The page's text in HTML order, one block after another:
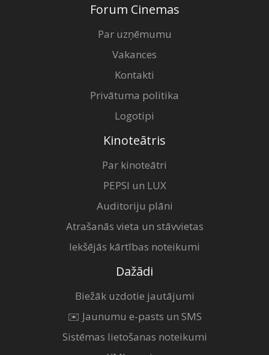
Forum Cinemas
Par uzņēmumu
Vakances
Kontakti
Privātuma politika
Logotipi
Kinoteātris
Par kinoteātri
PEPSI un LUX
Auditoriju plāni
Atrašanās vieta un stāvvietas
Iekšējās kārtības noteikumi
Dažādi
Biežāk uzdotie jautājumi
✉️ Jaunumu e-pasts un SMS
Sistēmas lietošanas noteikumi